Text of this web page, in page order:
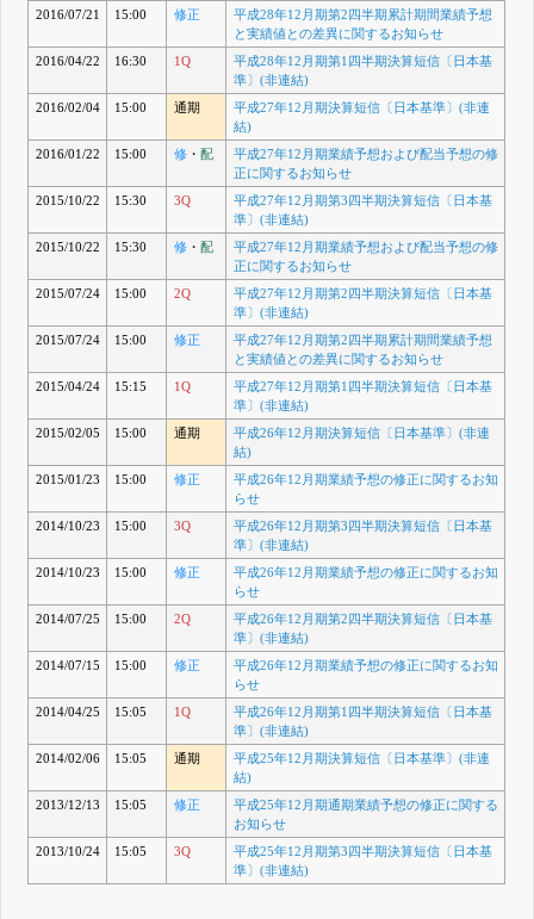
2016/07/21
15:00 修正
平成28年12月期第2四半期累計期間業績予想
と実績値との差異に関するお知らせ
2016/04/22
16:30 1Q
平成28年12月期第1四半期決算短信〔日本基
準〕(非連結)
2016/02/04
15:00 通期
平成27年12月期決算短信〔日本基準〕(非連
結)
2016/01/22
15:00 修・ 配
平成27年12月期業績予想および配当予想の修
正に関するお知らせ
2015/10/22
15:30 3Q
平成27年12月期第3四半期決算短信〔日本基
準〕(非連結)
2015/10/22
15:30 修・ 配
平成27年12月期業績予想および配当予想の修
正に関するお知らせ
2015/07/24
15:00 2Q
平成27年12月期第2四半期決算短信〔日本基
準〕(非連結)
2015/07/24
15:00 修正
平成27年12月期第2四半期累計期間業績予想
と実績値との差異に関するお知らせ
2015/04/24
15:15 1Q
平成27年12月期第1四半期決算短信〔日本基
準〕(非連結)
2015/02/05
15:00 通期
平成26年12月期決算短信〔日本基準〕(非連
結)
2015/01/23
15:00 修正
平成26年12月期業績予想の修正に関するお知
らせ
2014/10/23
15:00 3Q
平成26年12月期第3四半期決算短信〔日本基
準〕(非連結)
2014/10/23
15:00 修正
平成26年12月期業績予想の修正に関するお知
らせ
2014/07/25
15:00 2Q
平成26年12月期第2四半期決算短信〔日本基
準〕(非連結)
2014/07/15
15:00 修正
平成26年12月期業績予想の修正に関するお知
らせ
2014/04/25
15:05 1Q
平成26年12月期第1四半期決算短信〔日本基
準〕(非連結)
2014/02/06
15:05 通期
平成25年12月期決算短信〔日本基準〕(非連
結)
2013/12/13
15:05 修正
平成25年12月期通期業績予想の修正に関する
お知らせ
2013/10/24
15:05 3Q
平成25年12月期第3四半期決算短信〔日本基
準〕(非連結)